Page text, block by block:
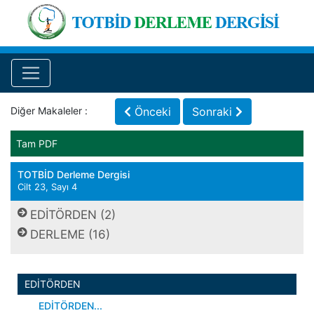
Diğer Makaleler : Önceki Sonraki
Tam PDF
TOTBİD Derleme Dergisi
Cilt 23, Sayı 4
EDİTÖRDEN (2)
DERLEME (16)
EDİTÖRDEN
EDİTÖRDEN...